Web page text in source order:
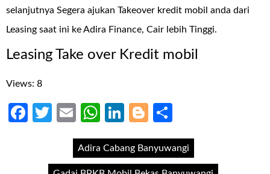
selanjutnya Segera ajukan Takeover kredit mobil anda dari
Leasing saat ini ke Adira Finance, Cair lebih Tinggi.
Leasing Take over Kredit mobil
Views: 8
Facebook
Twitter
EmailWhatsApp
LinkedIn
Blogger
Adira Cabang Banyuwangi